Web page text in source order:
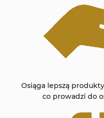
Osiąga lepszą
co prowadzi do